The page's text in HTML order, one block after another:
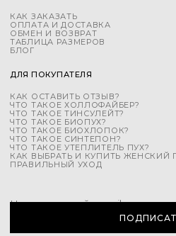
КАК ЗАКАЗАТЬ
ОПЛАТА И ДОСТАВКА
ОБМЕН И ВОЗВРАТ
ТАБЛИЦА РАЗМЕРОВ
БЛОГ
ДЛЯ ПОКУПАТЕЛЯ
КАК ОСТАВИТЬ ОТЗЫВ?
ЧТО ТАКОЕ ХОЛЛОФАЙБЕР?
ЧТО ТАКОЕ ТИНСУЛЕЙТ?
ЧТО ТАКОЕ БИОПУХ?
ЧТО ТАКОЕ БИОХЛОПОК?
ЧТО ТАКОЕ СИНТЕПОН?
ЧТО ТАКОЕ УТЕПЛИТЕЛЬ ПУХ?
КАК ВЫБРАТЬ И КУПИТЬ ЖЕНСКИЙ
ПРАВИЛЬНЫЙ УХОД
Напишите свой e-mail